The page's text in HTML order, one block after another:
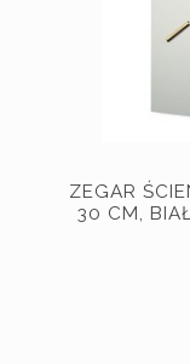
ZEGAR
30 CM,